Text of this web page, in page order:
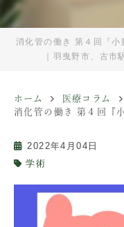
消化管の働き 第４回『
｜羽曳野市、古市
ホーム 医療コラム
消化管の働き 第４回『
2022年4月04日
学術